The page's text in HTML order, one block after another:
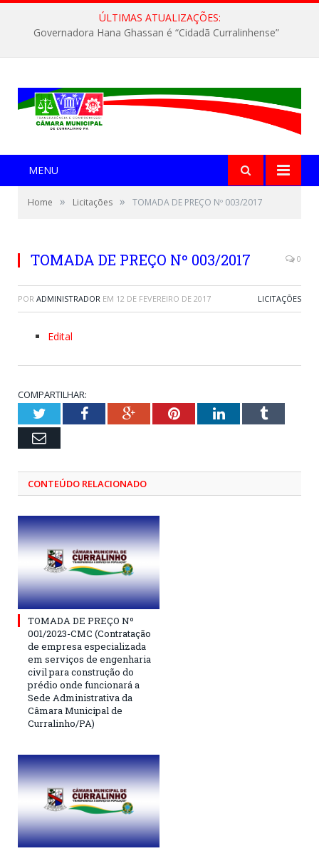
ÚLTIMAS ATUALIZAÇÕES:
Governadora Hana Ghassan é “Cidadã Curralinhense”
MENU
Home » Licitações » TOMADA DE PREÇO Nº 003/2017
TOMADA DE PREÇO Nº 003/2017 0
POR ADMINISTRADOR EM 12 DE FEVEREIRO DE 2017 LICITAÇÕES
Edital
COMPARTILHAR:
TwitterFacebookGoogle+PinterestLinkedInTumblr
Email
CONTEÚDO RELACIONADO
TOMADA DE PREÇO Nº
001/2023-CMC (Contratação
de empresa especializada
em serviços de engenharia
civil para construção do
prédio onde funcionará a
Sede Administrativa da
Câmara Municipal de
Curralinho/PA)